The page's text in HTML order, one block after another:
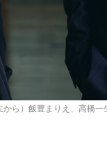
から）飯豊まりえ、高